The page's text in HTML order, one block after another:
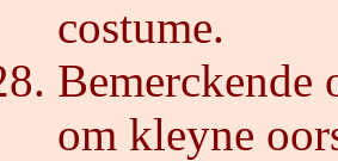
costume.
om kleyne